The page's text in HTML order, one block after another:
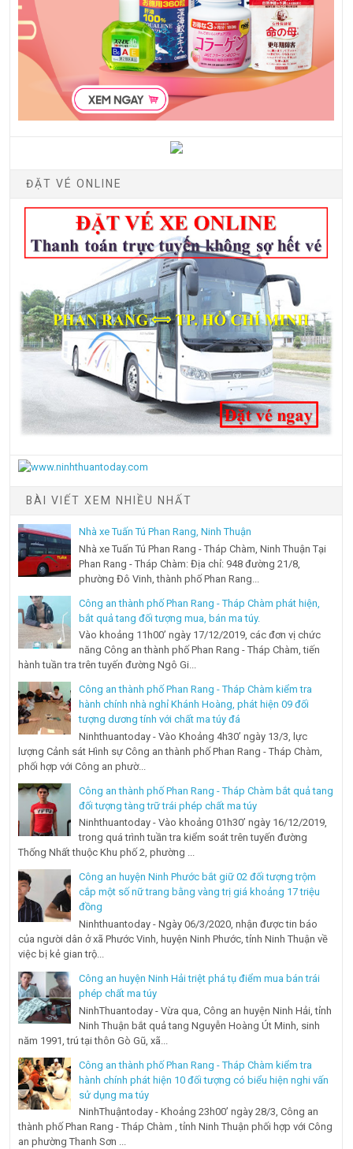
ĐẶT VÉ ONLINE
BÀI VIẾT XEM NHIỀU NHẤT
Nhà xe Tuấn Tú Phan Rang, Ninh Thuận
Nhà xe Tuấn Tú Phan Rang - Tháp Chàm, Ninh Thuận Tại
Phan Rang - Tháp Chàm: Địa chỉ: 948 đường 21/8,
phường Đô Vinh, thành phố Phan Rang...
Công an thành phố Phan Rang - Tháp Chàm phát hiện,
bắt quả tang đối tượng mua, bán ma túy.
Vào khoảng 11h00’ ngày 17/12/2019, các đơn vị chức
năng Công an thành phố Phan Rang - Tháp Chàm, tiến
hành tuần tra trên tuyến đường Ngô Gi...
Công an thành phố Phan Rang - Tháp Chàm kiểm tra
hành chính nhà nghỉ Khánh Hoàng, phát hiện 09 đối
tượng dương tính với chất ma túy đá
Ninhthuantoday - Vào Khoảng 4h30’ ngày 13/3, lực
lượng Cảnh sát Hình sự Công an thành phố Phan Rang - Tháp Chàm,
phối hợp với Công an phườ...
Công an thành phố Phan Rang - Tháp Chàm bắt quả tang
đối tượng tàng trữ trái phép chất ma túy
Ninhthuantoday - Vào khoảng 01h30’ ngày 16/12/2019,
trong quá trình tuần tra kiểm soát trên tuyến đường
Thống Nhất thuộc Khu phố 2, phường ...
Công an huyện Ninh Phước bắt giữ 02 đối tượng trộm
cắp một số nữ trang bằng vàng trị giá khoảng 17 triệu
đồng
Ninhthuantoday - Ngày 06/3/2020, nhận được tin báo
của người dân ở xã Phước Vinh, huyện Ninh Phước, tỉnh Ninh Thuận về
việc bị kẻ gian trộ...
Công an huyện Ninh Hải triệt phá tụ điểm mua bán trái
phép chất ma túy
NinhThuantoday - Vừa qua, Công an huyện Ninh Hải, tỉnh
Ninh Thuận bắt quả tang Nguyễn Hoàng Út Minh, sinh
năm 1991, trú tại thôn Gò Gũ, xã...
Công an thành phố Phan Rang - Tháp Chàm kiểm tra
hành chính phát hiện 10 đối tượng có biểu hiện nghi vấn
sử dụng ma túy
NinhThuậntoday - Khoảng 23h00’ ngày 28/3, Công an
thành phố Phan Rang - Tháp Chàm , tỉnh Ninh Thuận phối hợp với Công
an phường Thanh Sơn ...